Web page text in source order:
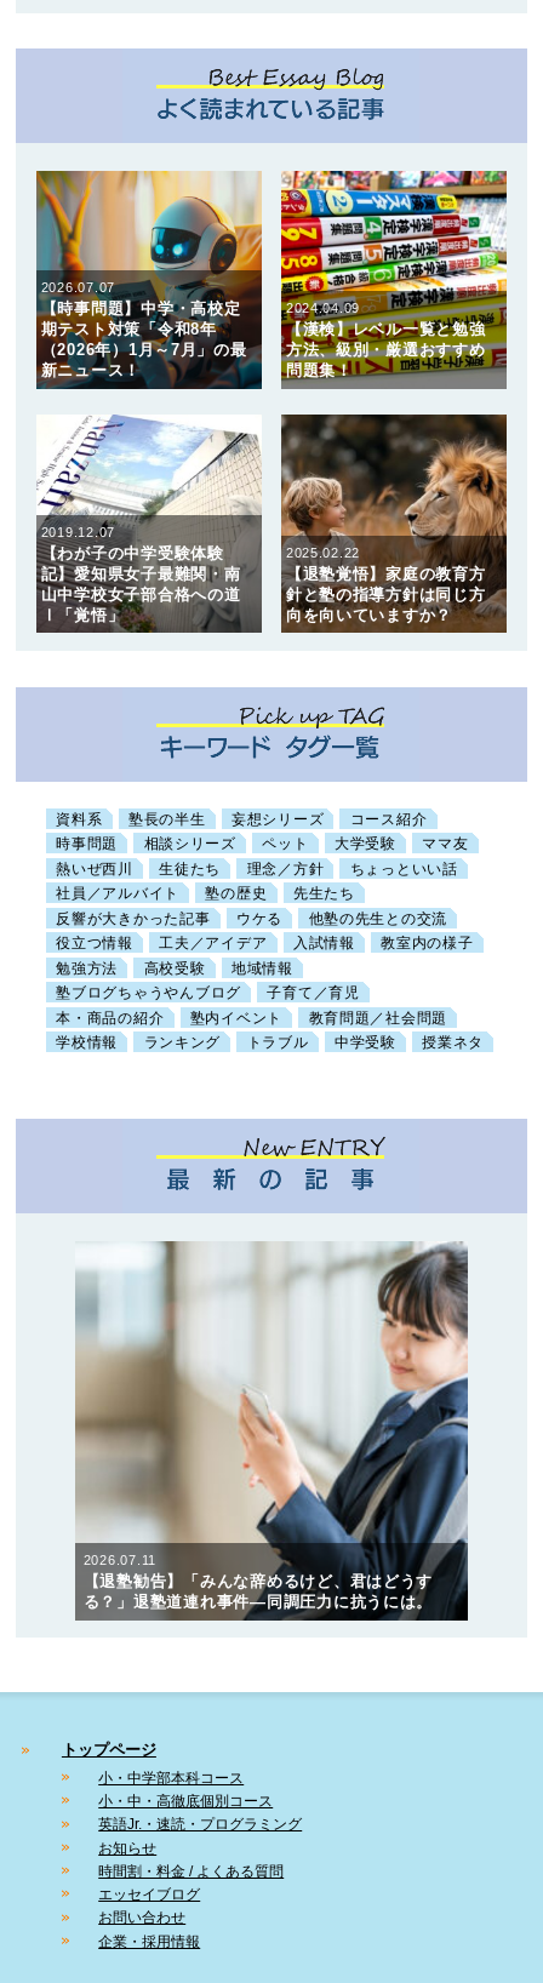
2026.07.07
【時事問題】中学・高校定
期テスト対策「令和8年
（2026年）1月～7月」の最
新ニュース！
2024.04.09
【漢検】レベル一覧と勉強
方法、級別・厳選おすすめ
問題集！
2019.12.07
【わが子の中学受験体験
記】愛知県女子最難関・南
山中学校女子部合格への道
Ⅰ「覚悟」
2025.02.22
【退塾覚悟】家庭の教育方
針と塾の指導方針は同じ方
向を向いていますか？
資料系 塾長の半生 妄想シリーズ
コース紹介
時事問題
相談シリーズ ペット 大学受験
ママ友
熱いぜ西川
生徒たち 理念／方針
ちょっといい話
社員／アルバイト
塾の歴史
先生たち
反響が大きかった記事
ウケる
他塾の先生との交流
役立つ情報
工夫／アイデア 入試情報
教室内の様子
勉強方法
高校受験
地域情報
塾ブログちゃうやんブログ
子育て／育児
本・商品の紹介
塾内イベント
教育問題／社会問題
学校情報
ランキング トラブル 中学受験 授業ネタ
2026.07.11
【退塾勧告】「みんな辞めるけど、君はどうす
る？」退塾道連れ事件―同調圧力に抗うには。
トップページ
小・中学部本科コース
小・中・高徹底個別コース
英語Jr.・速読・プログラミング
お知らせ
時間割・料金 / よくある質問
エッセイブログ
お問い合わせ
企業・採用情報